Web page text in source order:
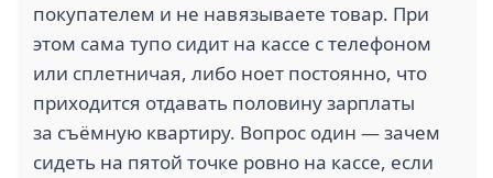
покупателем и не навязываете товар. При
этом сама тупо сидит на кассе с телефоном
или сплетничая, либо ноет постоянно, что
приходится отдавать половину зарплаты
за съёмную квартиру. Вопрос один — зачем
сидеть на пятой точке ровно на кассе, если